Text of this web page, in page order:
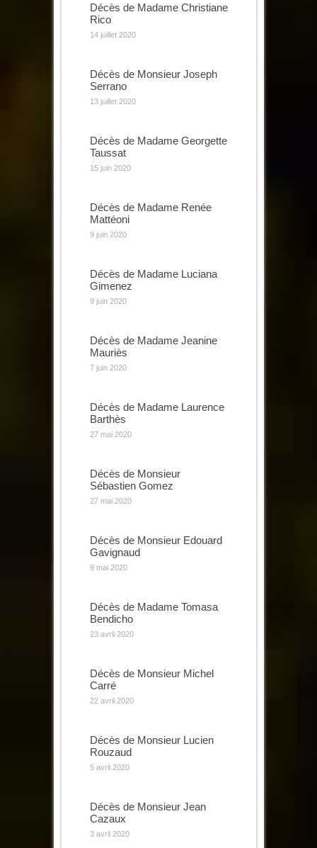
Décès de Madame Christiane
Rico
14 juillet 2020
Décès de Monsieur Joseph
Serrano
13 juillet 2020
Décès de Madame Georgette
Taussat
15 juin 2020
Décès de Madame Renée
Mattéoni
9 juin 2020
Décès de Madame Luciana
Gimenez
9 juin 2020
Décès de Madame Jeanine
Mauriès
7 juin 2020
Décès de Madame Laurence
Barthès
27 mai 2020
Décès de Monsieur
Sébastien Gomez
27 mai 2020
Décès de Monsieur Edouard
Gavignaud
9 mai 2020
Décès de Madame Tomasa
Bendicho
23 avril 2020
Décès de Monsieur Michel
Carré
22 avril 2020
Décès de Monsieur Lucien
Rouzaud
5 avril 2020
Décès de Monsieur Jean
Cazaux
3 avril 2020